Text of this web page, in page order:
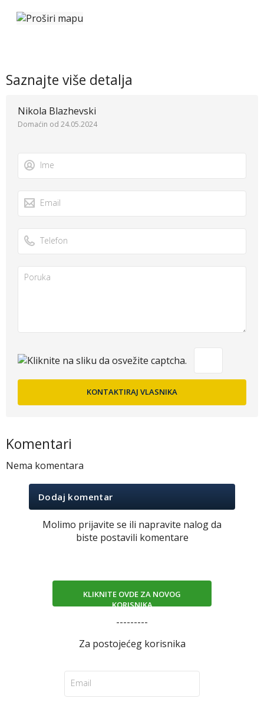
Saznajte više detalja
Nikola Blazhevski
Domaćin od 24.05.2024
Komentari
Nema komentara
Dodaj komentar
Molimo prijavite se ili napravite nalog da
biste postavili komentare
KLIKNITE OVDE ZA NOVOG
KORISNIKA
---------
Za postojećeg korisnika